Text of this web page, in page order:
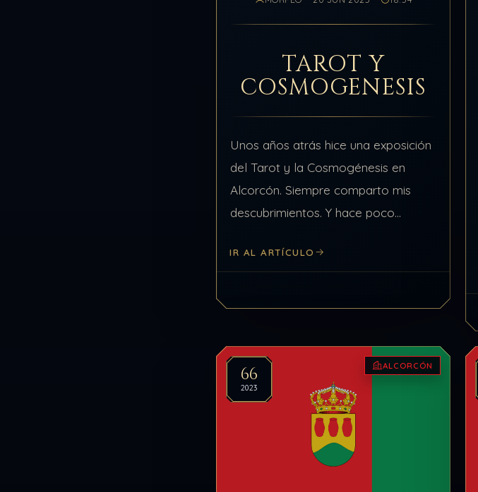
TAROT Y
COSMOGENESIS
Unos años atrás hice una exposición
del Tarot y la Cosmogénesis en
Alcorcón. Siempre comparto mis
descubrimientos. Y hace poco
tienes que decir estas cosas en el
IR AL ARTÍCULO
66
2023
ALCORCÓN